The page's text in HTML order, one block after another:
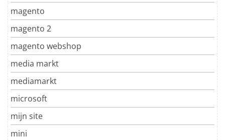
magento
magento 2
magento webshop
media markt
mediamarkt
microsoft
mijn site
mini